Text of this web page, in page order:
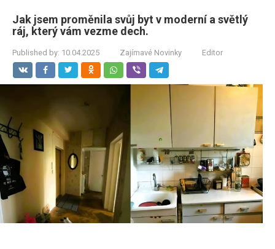
Jak jsem proměnila svůj byt v moderní a světlý
ráj, který vám vezme dech.
Published by: 10.04.2025 Zajímavé Novinky Editor